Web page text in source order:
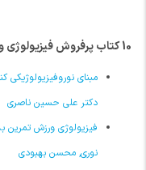
10 کتاب پرفروش فیزیولوژی ورزشی
مبنای نوروفیزیولوژیکی
دکتر علی حسین ناصری
فیزیولوژی ورزش تمرین
نوری, محسن بهبودی